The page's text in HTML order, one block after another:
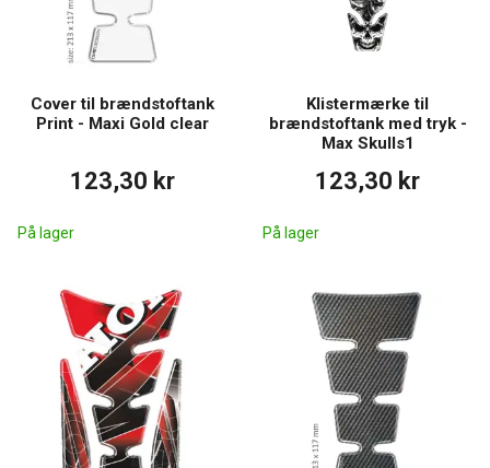
Cover til brændstoftank
Print - Maxi Gold clear
123,30 kr
På lager
Klistermærke til
brændstoftank med tryk -
Max Skulls1
123,30 kr
På lager